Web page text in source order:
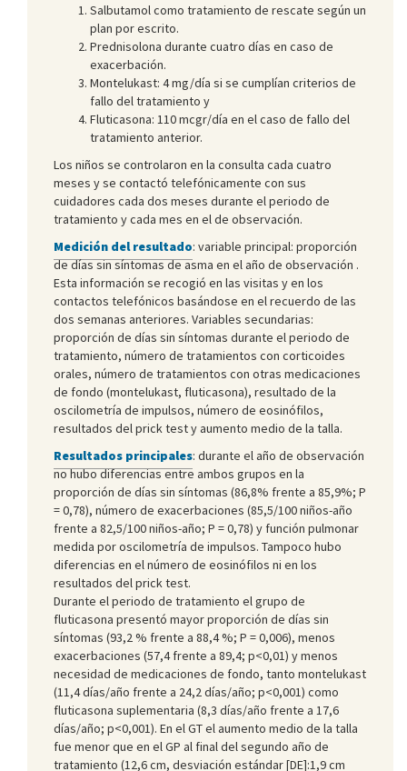
Salbutamol como tratamiento de rescate según un
plan por escrito.
Prednisolona durante cuatro días en caso de
exacerbación.
Montelukast: 4 mg/día si se cumplían criterios de
fallo del tratamiento y
Fluticasona: 110 mcgr/día en el caso de fallo del
tratamiento anterior.
Los niños se controlaron en la consulta cada cuatro
meses y se contactó telefónicamente con sus
cuidadores cada dos meses durante el periodo de
tratamiento y cada mes en el de observación.
Medición del resultado: variable principal: proporción
de días sin síntomas de asma en el año de observación .
Esta información se recogió en las visitas y en los
contactos telefónicos basándose en el recuerdo de las
dos semanas anteriores. Variables secundarias:
proporción de días sin síntomas durante el periodo de
tratamiento, número de tratamientos con corticoides
orales, número de tratamientos con otras medicaciones
de fondo (montelukast, fluticasona), resultado de la
oscilometría de impulsos, número de eosinófilos,
resultados del prick test y aumento medio de la talla.
Resultados principales: durante el año de observación
no hubo diferencias entre ambos grupos en la
proporción de días sin síntomas (86,8% frente a 85,9%; P
= 0,78), número de exacerbaciones (85,5/100 niños-año
frente a 82,5/100 niños-año; P = 0,78) y función pulmonar
medida por oscilometría de impulsos. Tampoco hubo
diferencias en el número de eosinófilos ni en los
resultados del prick test.
Durante el periodo de tratamiento el grupo de
fluticasona presentó mayor proporción de días sin
síntomas (93,2 % frente a 88,4 %; P = 0,006), menos
exacerbaciones (57,4 frente a 89,4; p<0,01) y menos
necesidad de medicaciones de fondo, tanto montelukast
(11,4 días/año frente a 24,2 días/año; p<0,001) como
fluticasona suplementaria (8,3 días/año frente a 17,6
días/año; p<0,001). En el GT el aumento medio de la talla
fue menor que en el GP al final del segundo año de
tratamiento (12,6 cm, desviación estándar [DE]:1,9 cm